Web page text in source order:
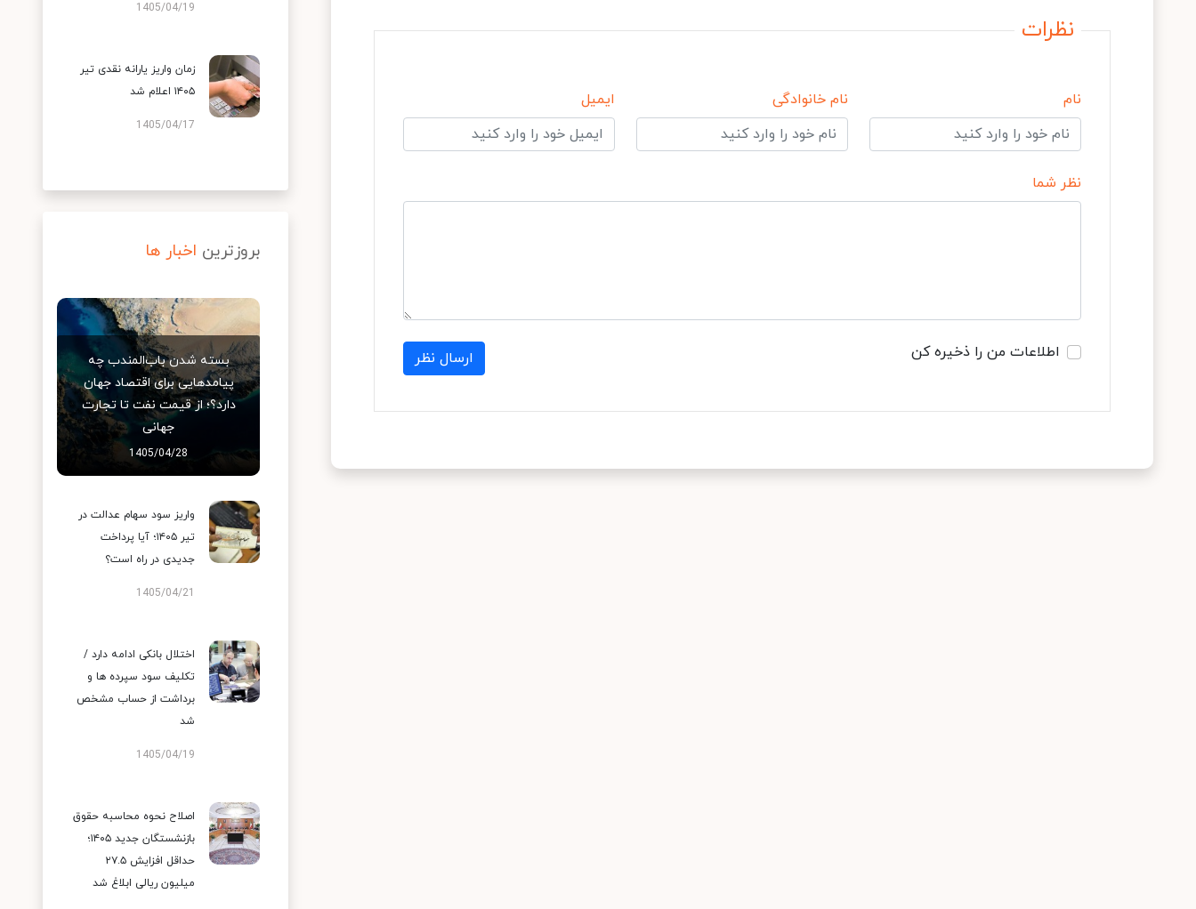
نظرات
نام نام خانوادگی ایمیل
نظر شما
اطلاعات من را ذخیره کن ارسال نظر
1405/04/19
زمان واریز یارانه نقدی تیر
۱۴۰۵ اعلام شد
1405/04/17
بروزترین اخبار ها
بسته شدن باب‌المندب چه
پیامدهایی برای اقتصاد جهان
دارد؟؛ از قیمت نفت تا تجارت
جهانی
1405/04/28
واریز سود سهام عدالت در
تیر ۱۴۰۵؛ آیا پرداخت
جدیدی در راه است؟
1405/04/21
اختلال بانکی ادامه دارد /
تکلیف سود سپرده ها و
برداشت از حساب مشخص
شد
1405/04/19
اصلاح نحوه محاسبه حقوق
بازنشستگان جدید ۱۴۰۵؛
حداقل افزایش ۲۷.۵
میلیون ریالی ابلاغ شد